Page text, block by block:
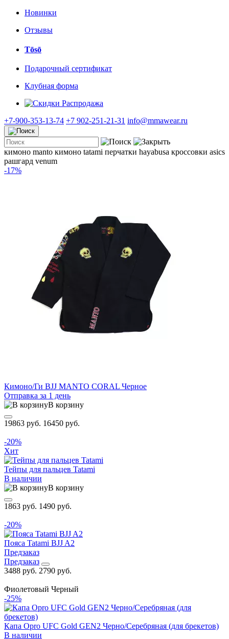
Новинки
Отзывы
Tōsō
Подарочный сертификат
Клубная форма
Распродажа
+7-900-353-13-74 +7 902-251-21-31 info@mmawear.ru
кимоно manto кимоно tatami перчатки hayabusa кроссовки asics
рашгард venum
-17%
Кимоно/Ги BJJ MANTO CORAL Черное
Отправка за 1 день
В корзину
19863 руб. 16450 руб.
-20%
Хит
Тейпы для пальцев Tatami
В наличии
В корзину
1863 руб. 1490 руб.
-20%
Пояса Tatami BJJ A2
Предзаказ
Предзаказ
3488 руб. 2790 руб.
Фиолетовый Черный
-25%
Капа Opro UFC Gold GEN2 Черно/Серебряная (для брекетов)
В наличии